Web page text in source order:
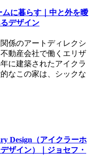
に暮らす｜中と外を曖
デザイン
係のアートディレクシ
動産会社で働くエリザ
に建築されたアイクラ
なこの家は、シックな
Design（アイクラーホ
ザイン）｜ジョセフ・